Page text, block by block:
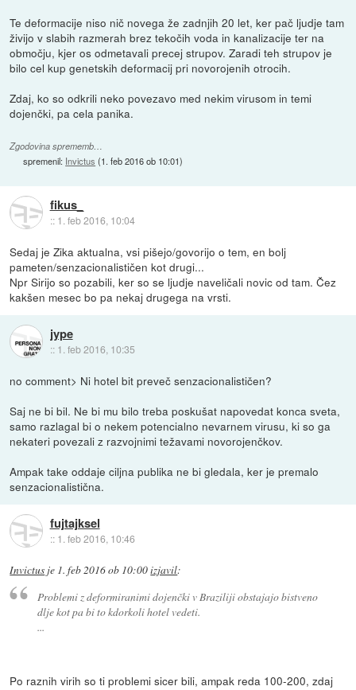
Te deformacije niso nič novega že zadnjih 20 let, ker pač ljudje tam
živijo v slabih razmerah brez tekočih voda in kanalizacije ter na
območju, kjer os odmetavali precej strupov. Zaradi teh strupov je
bilo cel kup genetskih deformacij pri novorojenih otrocih.
Zdaj, ko so odkrili neko povezavo med nekim virusom in temi
dojenčki, pa cela panika.
Zgodovina sprememb…
spremenil: Invictus (1. feb 2016 ob 10:01)
fikus_
:: 1. feb 2016, 10:04
Sedaj je Zika aktualna, vsi pišejo/govorijo o tem, en bolj
pameten/senzacionalističen kot drugi...
Npr Sirijo so pozabili, ker so se ljudje naveličali novic od tam. Čez
kakšen mesec bo pa nekaj drugega na vrsti.
jype
:: 1. feb 2016, 10:35
no comment> Ni hotel bit preveč senzacionalističen?
Saj ne bi bil. Ne bi mu bilo treba poskušat napovedat konca sveta,
samo razlagal bi o nekem potencialno nevarnem virusu, ki so ga
nekateri povezali z razvojnimi težavami novorojenčkov.
Ampak take oddaje ciljna publika ne bi gledala, ker je premalo
senzacionalistična.
fujtajksel
:: 1. feb 2016, 10:46
Invictus je 1. feb 2016 ob 10:00izjavil:
Problemi z deformiranimi dojenčki v Braziliji obstajajo bistveno
dlje kot pa bi to kdorkoli hotel vedeti.
...
Po raznih virih so ti problemi sicer bili, ampak reda 100-200, zdaj